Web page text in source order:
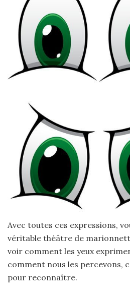
Avec toutes ces expressions,
véritable théâtre de
voir comment les yeux
comment nous les percevons,
pour reconnaître.